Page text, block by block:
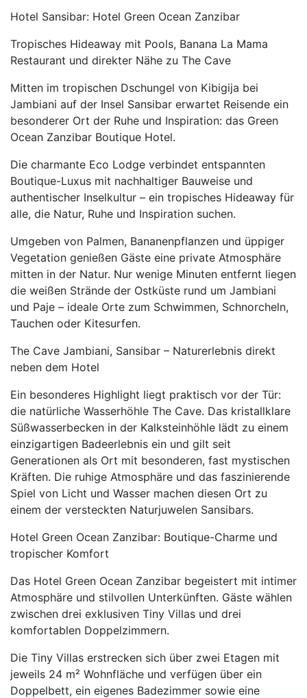
Hotel Sansibar: Hotel Green Ocean Zanzibar
Tropisches Hideaway mit Pools, Banana La Mama
Restaurant und direkter Nähe zu The Cave
Mitten im tropischen Dschungel von Kibigija bei
Jambiani auf der Insel Sansibar erwartet Reisende ein
besonderer Ort der Ruhe und Inspiration: das Green
Ocean Zanzibar Boutique Hotel.
Die charmante Eco Lodge verbindet entspannten
Boutique-Luxus mit nachhaltiger Bauweise und
authentischer Inselkultur – ein tropisches Hideaway für
alle, die Natur, Ruhe und Inspiration suchen.
Umgeben von Palmen, Bananenpflanzen und üppiger
Vegetation genießen Gäste eine private Atmosphäre
mitten in der Natur. Nur wenige Minuten entfernt liegen
die weißen Strände der Ostküste rund um Jambiani
und Paje – ideale Orte zum Schwimmen, Schnorcheln,
Tauchen oder Kitesurfen.
The Cave Jambiani, Sansibar – Naturerlebnis direkt
neben dem Hotel
Ein besonderes Highlight liegt praktisch vor der Tür:
die natürliche Wasserhöhle The Cave. Das kristallklare
Süßwasserbecken in der Kalksteinhöhle lädt zu einem
einzigartigen Badeerlebnis ein und gilt seit
Generationen als Ort mit besonderen, fast mystischen
Kräften. Die ruhige Atmosphäre und das faszinierende
Spiel von Licht und Wasser machen diesen Ort zu
einem der versteckten Naturjuwelen Sansibars.
Hotel Green Ocean Zanzibar: Boutique-Charme und
tropischer Komfort
Das Hotel Green Ocean Zanzibar begeistert mit intimer
Atmosphäre und stilvollen Unterkünften. Gäste wählen
zwischen drei exklusiven Tiny Villas und drei
komfortablen Doppelzimmern.
Die Tiny Villas erstrecken sich über zwei Etagen mit
jeweils 24 m² Wohnfläche und verfügen über ein
Doppelbett, ein eigenes Badezimmer sowie eine